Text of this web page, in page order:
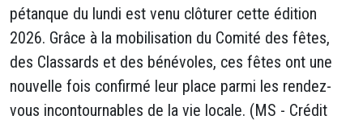
pétanque du lundi est venu clôturer cette édition
2026. Grâce à la mobilisation du Comité des fêtes,
des Classards et des bénévoles, ces fêtes ont une
nouvelle fois confirmé leur place parmi les rendez-
vous incontournables de la vie locale. (MS - Crédit